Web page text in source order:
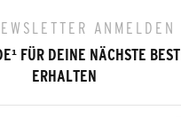
ANMELDEN
¹ FÜR DEINE NÄCHSTE
ERHALTEN